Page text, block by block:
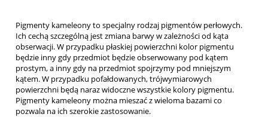
Pigmenty kameleony to specjalny rodzaj pigmentów perłowych.
Ich cechą szczególną jest zmiana barwy w zależności od kąta
obserwacji. W przypadku płaskiej powierzchni kolor pigmentu
będzie inny gdy przedmiot będzie obserwowany pod kątem
prostym, a inny gdy na przedmiot spojrzymy pod mniejszym
kątem. W przypadku pofałdowanych, trójwymiarowych
powierzchni będą naraz widoczne wszystkie kolory pigmentu.
Pigmenty kameleony można mieszać z wieloma bazami co
pozwala na ich szerokie zastosowanie.